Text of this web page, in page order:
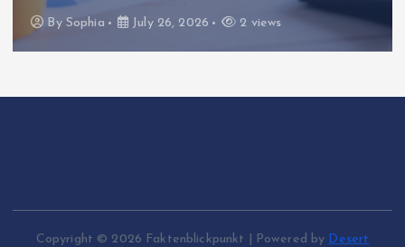
By Sophia July 26, 2026 2 views
Copyright © 2026 Faktenblickpunkt | Powered by Desert